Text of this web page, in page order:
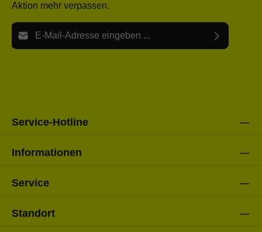
Aktion mehr verpassen.
E-Mail-Adresse*
Service-Hotline
Informationen
Service
Standort